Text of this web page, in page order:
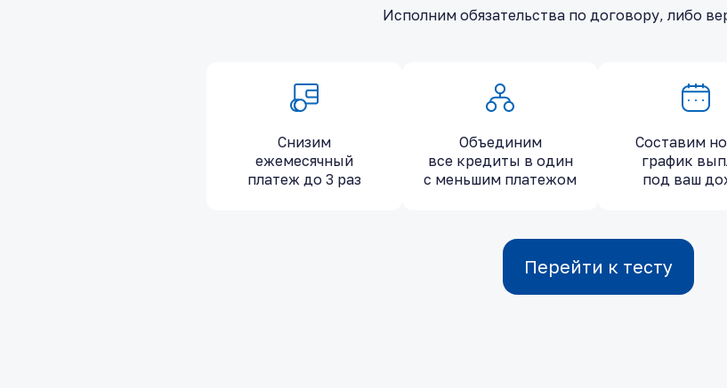
Исполним обязательства по договору, либо
Снизим
ежемесячный
платеж до 3 раз
Объединим
все кредиты в один
с меньшим платежом
Составим
график
под ваш
Перейти к тесту